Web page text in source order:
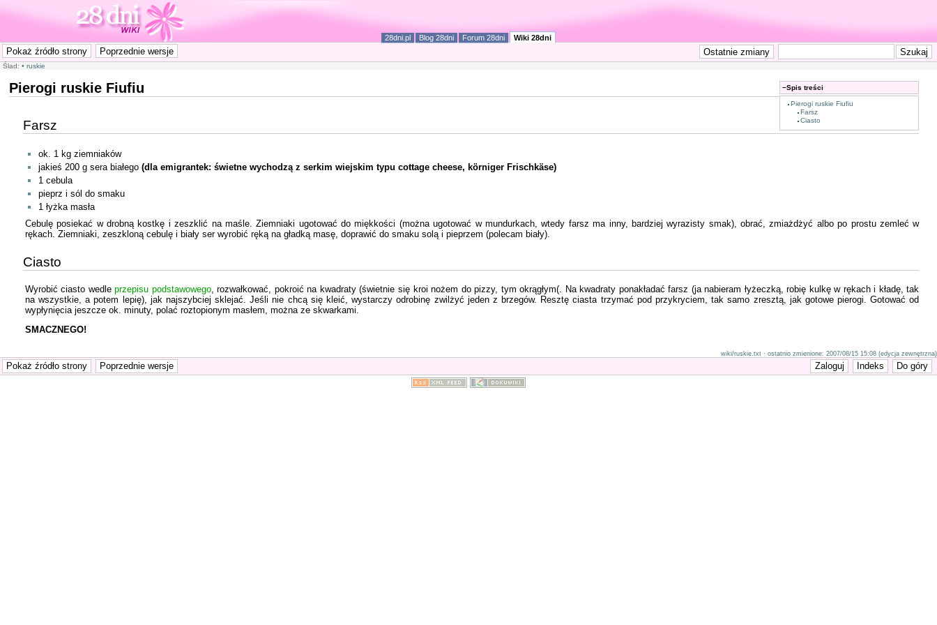
28dni.pl Blog 28dni Forum 28dni Wiki 28dni
Ślad: • ruskie
−Spis treści
Pierogi ruskie Fiufiu
Farsz
Ciasto
Pierogi ruskie Fiufiu
Farsz
ok. 1 kg ziemniaków
jakieś 200 g sera białego (dla emigrantek: świetne wychodzą z serkim wiejskim typu cottage cheese, körniger Frischkäse)
1 cebula
pieprz i sól do smaku
1 łyżka masła
Cebulę posiekać w drobną kostkę i zeszklić na maśle. Ziemniaki ugotować do miękkości (można ugotować w mundurkach, wtedy farsz ma inny, bardziej wyrazisty smak), obrać, zmiażdżyć albo po prostu zemleć w
rękach. Ziemniaki, zeszkloną cebulę i biały ser wyrobić ręką na gładką masę, doprawić do smaku solą i pieprzem (polecam biały).
Ciasto
Wyrobić ciasto wedleprzepisu podstawowego, rozwałkować, pokroić na kwadraty (świetnie się kroi nożem do pizzy, tym okrągłym(. Na kwadraty ponakładać farsz (ja nabieram łyżeczką, robię kulkę w rękach i kładę, tak
na wszystkie, a potem lepię), jak najszybciej sklejać. Jeśli nie chcą się kleić, wystarczy odrobinę zwilżyć jeden z brzegów. Resztę ciasta trzymać pod przykryciem, tak samo zresztą, jak gotowe pierogi. Gotować od
wypłynięcia jeszcze ok. minuty, polać roztopionym masłem, można ze skwarkami.
SMACZNEGO!
wiki/ruskie.txt · ostatnio zmienione: 2007/08/15 15:08 (edycja zewnętrzna)